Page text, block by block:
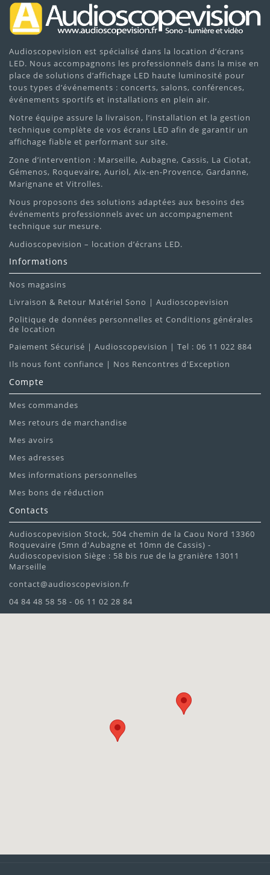
Livraison et installation possibles
Vérifier la disponibilité
Obtenir un devis personnalisé
Organiser le retrait ou la livraison
basse, micros, table de mixage)
Audioscopevision est spécialisé dans la location d’écrans
LED. Nous accompagnons les professionnels dans la mise en
place de solutions d’affichage LED haute luminosité pour
tous types d’événements : concerts, salons, conférences,
événements sportifs et installations en plein air.
Notre équipe assure la livraison, l’installation et la gestion
technique complète de vos écrans LED afin de garantir un
affichage fiable et performant sur site.
Zone d’intervention : Marseille, Aubagne, Cassis, La Ciotat,
Gémenos, Roquevaire, Auriol, Aix-en-Provence, Gardanne,
Marignane et Vitrolles.
Nous proposons des solutions adaptées aux besoins des
événements professionnels avec un accompagnement
technique sur mesure.
Audioscopevision – location d’écrans LED.
Informations
Nos magasins
Livraison & Retour Matériel Sono | Audioscopevision
Politique de données personnelles et Conditions générales
de location
Paiement Sécurisé | Audioscopevision | Tel : 06 11 022 884
Ils nous font confiance | Nos Rencontres d'Exception
Compte
Mes commandes
Mes retours de marchandise
Mes avoirs
Mes adresses
Mes informations personnelles
Mes bons de réduction
Contacts
Audioscopevision Stock, 504 chemin de la Caou Nord 13360
Roquevaire (5mn d'Aubagne et 10mn de Cassis) -
Audioscopevision Siège : 58 bis rue de la granière 13011
Marseille
contact@audioscopevision.fr
04 84 48 58 58 - 06 11 02 28 84